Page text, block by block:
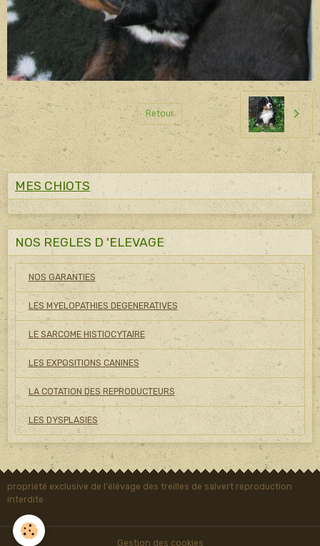
Retour
MES CHIOTS
NOS REGLES D 'ELEVAGE
NOS GARANTIES
LES MYELOPATHIES DEGENERATIVES
LE SARCOME HISTIOCYTAIRE
LES EXPOSITIONS CANINES
LA COTATION DES REPRODUCTEURS
LES DYSPLASIES
propriété exclusive de l'élévage des treilles de salvert reproduction
interdite
Gestion des cookies